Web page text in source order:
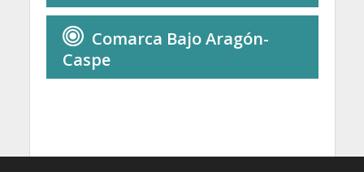
Comarca Bajo Aragón-
Caspe